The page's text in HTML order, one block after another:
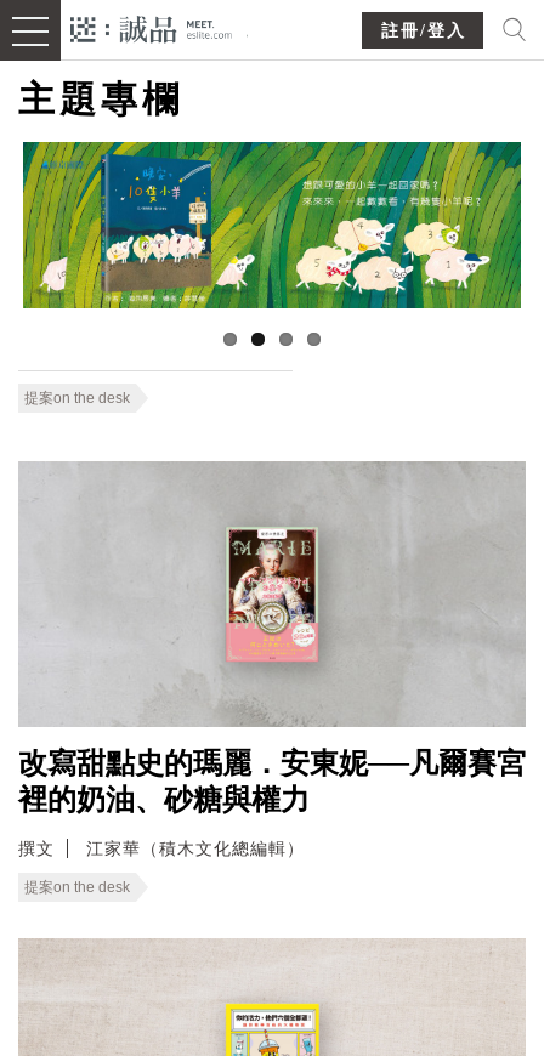
註冊/登入
主題專欄
提案on the desk
改寫甜點史的瑪麗．安東妮──凡爾賽宮
裡的奶油、砂糖與權力
撰文 江家華（積木文化總編輯）
提案on the desk